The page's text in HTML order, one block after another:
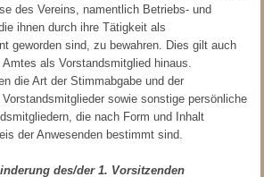
des Vereins, namentlich Betriebs- und
ihnen durch ihre Tätigkeit als
geworden sind, zu bewahren. Dies gilt auch
als Vorstandsmitglied hinaus.
die Art der Stimmabgabe und der
sowie sonstige persönliche
die nach Form und Inhalt
der Anwesenden bestimmt sind.
des/der 1. Vorsitzenden